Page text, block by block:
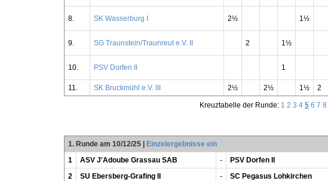
8. SK Wasserburg I 2½ 1½
9. SG Traunstein/Traunreut e.V. II 2 1½
10. PSV Dorfen II 1
11.
SK Bruckmühl e.V. III 2½ 2½ 1½ 2
Kreuztabelle der Runde: 1 2 3 4 5 6 7 8
1. Runde am 10/12/25| Einzelergebnisse ein
1
ASV J'Adoube Grassau SAB - PSV Dorfen II
2
SU Ebersberg-Grafing II - SC Pegasus Lohkirchen